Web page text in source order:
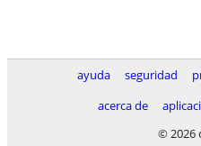
ayuda seguridad
acerca de
© 2026